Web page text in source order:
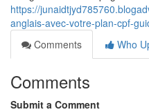
https://
anglais-avec-votre-plan-cpf-
Comments
Who
Comments
Submit a Comment